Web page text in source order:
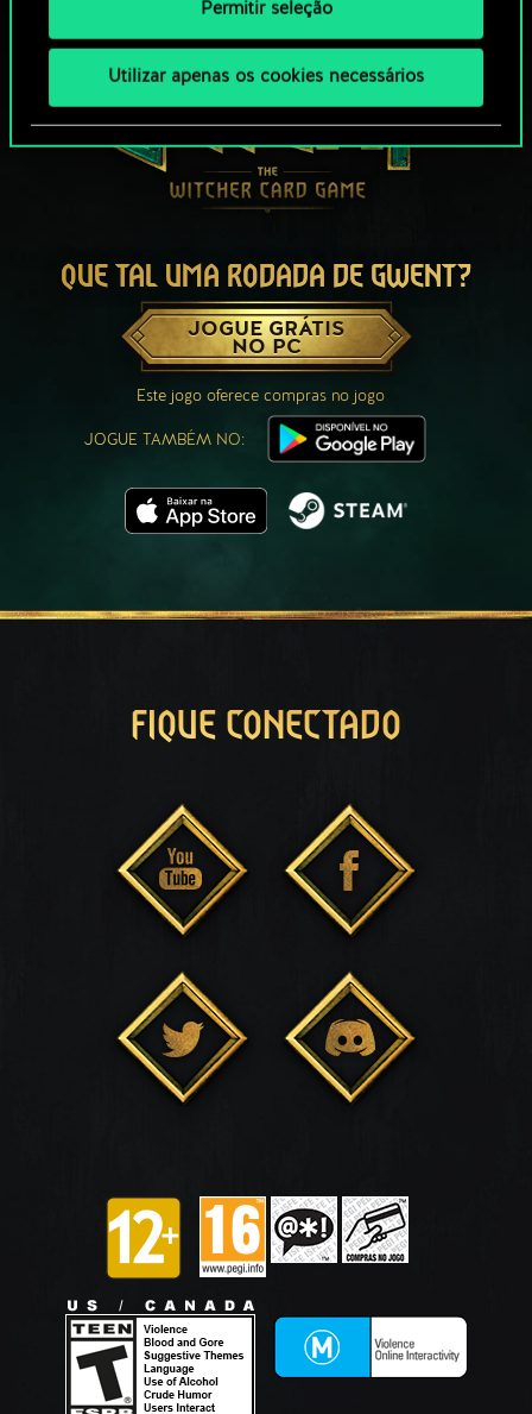
Permitir seleção
Utilizar apenas os cookies necessários
QUE TAL UMA RODADA DE GWENT?
JOGUE GRÁTIS
NO PC
Este jogo oferece compras no jogo
JOGUE TAMBÉM NO:
FIQUE CONECTADO